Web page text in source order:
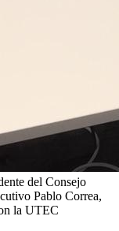
del Consejo
Pablo Correa,
la UTEC